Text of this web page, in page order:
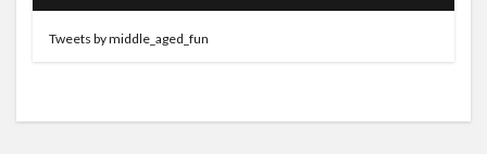
Tweets by middle_aged_fun